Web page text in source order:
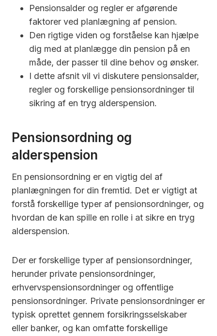
Pensionsalder og regler er afgørende
faktorer ved planlægning af pension.
Den rigtige viden og forståelse kan hjælpe
dig med at planlægge din pension på en
måde, der passer til dine behov og ønsker.
I dette afsnit vil vi diskutere pensionsalder,
regler og forskellige pensionsordninger til
sikring af en tryg alderspension.
Pensionsordning og
alderspension
En pensionsordning er en vigtig del af
planlægningen for din fremtid. Det er vigtigt at
forstå forskellige typer af pensionsordninger, og
hvordan de kan spille en rolle i at sikre en tryg
alderspension.
Der er forskellige typer af pensionsordninger,
herunder private pensionsordninger,
erhvervspensionsordninger og offentlige
pensionsordninger. Private pensionsordninger er
typisk oprettet gennem forsikringsselskaber
eller banker, og kan omfatte forskellige